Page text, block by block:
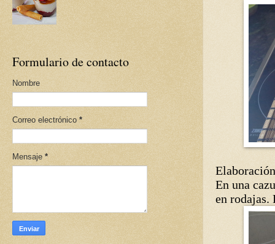
En una
en rodajas.
Formulario de contacto
Nombre
Correo electrónico *
Mensaje *